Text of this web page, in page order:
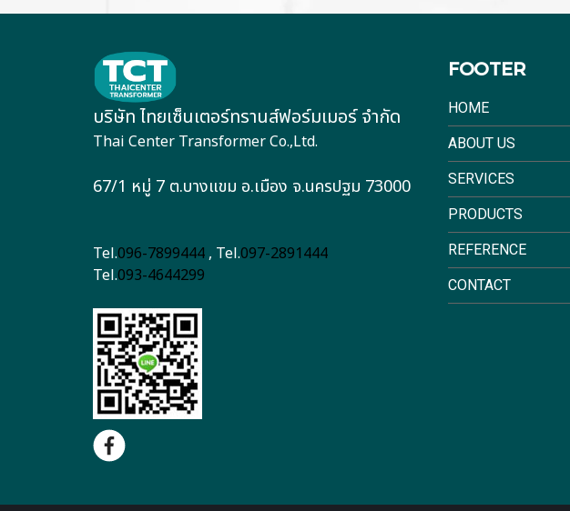
บริษัท ไทยเซ็นเตอร์ทรานส์ฟอร์มเมอร์ จำกัด
Thai Center Transformer Co.,Ltd.
67/1 หมู่ 7 ต.บางแขม อ.เมือง จ.นครปฐม 73000
Tel.096-7899444 , Tel.097-2891444
Tel.093-4644299
FOOTER
HOME
ABOUT US
SERVICES
PRODUCTS
REFERENCE
CONTACT